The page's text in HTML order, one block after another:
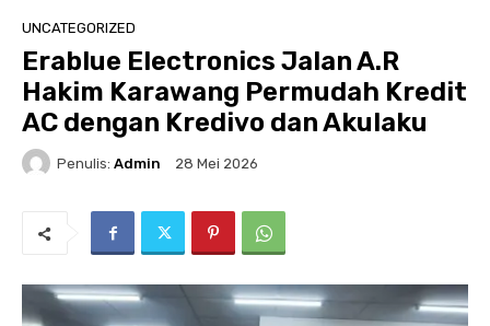
UNCATEGORIZED
Erablue Electronics Jalan A.R
Hakim Karawang Permudah Kredit
AC dengan Kredivo dan Akulaku‎
Penulis: Admin 28 Mei 2026